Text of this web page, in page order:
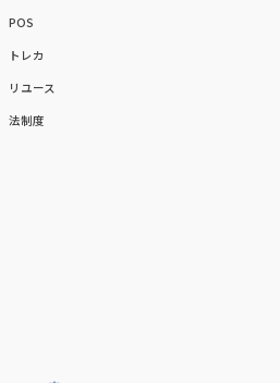
POS
トレカ
リユース
法制度